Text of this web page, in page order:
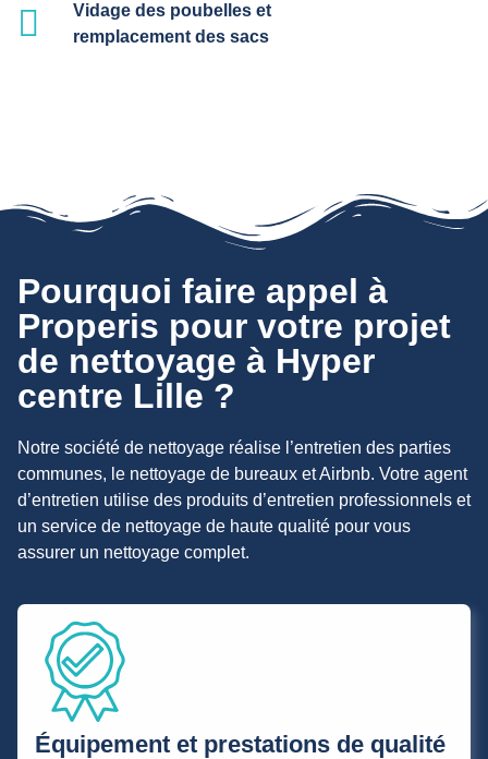
Vidage des poubelles et
remplacement des sacs
Pourquoi faire appel à
Properis pour votre projet
de nettoyage à Hyper
centre Lille ?
Notre société de nettoyage réalise l’entretien des parties
communes, le nettoyage de bureaux et Airbnb. Votre agent
d’entretien utilise des produits d’entretien professionnels et
un service de nettoyage de haute qualité pour vous
assurer un nettoyage complet.
Équipement et prestations de qualité